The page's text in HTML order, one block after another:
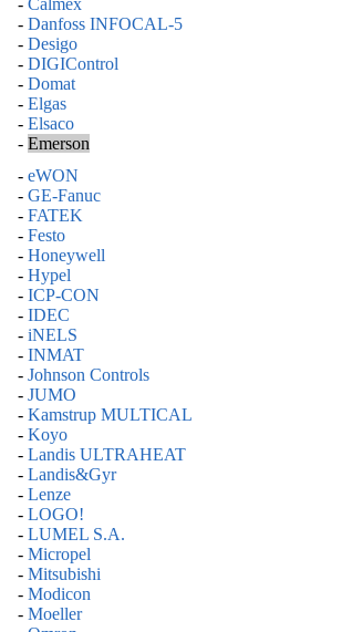
- Calmex
- Danfoss INFOCAL-5
- Desigo
- DIGIControl
- Domat
- Elgas
- Elsaco
- Emerson
- eWON
- GE-Fanuc
- FATEK
- Festo
- Honeywell
- Hypel
- ICP-CON
- IDEC
- iNELS
- INMAT
- Johnson Controls
- JUMO
- Kamstrup MULTICAL
- Koyo
- Landis ULTRAHEAT
- Landis&Gyr
- Lenze
- LOGO!
- LUMEL S.A.
- Micropel
- Mitsubishi
- Modicon
- Moeller